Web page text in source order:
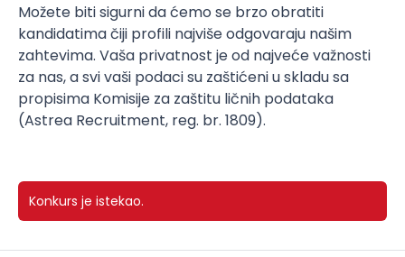
Možete biti sigurni da ćemo se brzo obratiti
kandidatima čiji profili najviše odgovaraju našim
zahtevima. Vaša privatnost je od najveće važnosti
za nas, a svi vaši podaci su zaštićeni u skladu sa
propisima Komisije za zaštitu ličnih podataka
(Astrea Recruitment, reg. br. 1809).
Konkurs je istekao.